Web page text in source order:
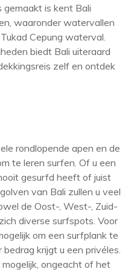
is kent Bali
waaronder watervallen
Cepung waterval.
biedt Bali uiteraard
zelf en ontdek
rondlopende apen en de
te leren surfen. Of u een
gesurfd heeft of juist
van Bali zullen u veel
de Oost-, West-, Zuid-
diverse surfspots. Voor
om een surfplank te
krijgt u een privéles.
ongeacht of het